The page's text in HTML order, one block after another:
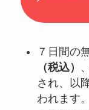
７日間の
（税込）
、
され、以
われます。